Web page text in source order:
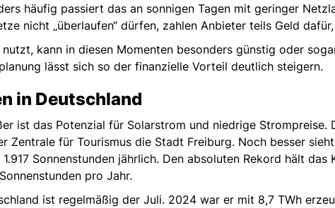
häufig passiert das an sonnigen Tagen mit geringer
nicht „überlaufen“ dürfen, zahlen Anbieter teils Geld
kann in diesen Momenten besonders günstig oder
lässt sich so der finanzielle Vorteil deutlich steigern.
in Deutschland
ist das Potenzial für Solarstrom und niedrige Strompreise.
Zentrale für Tourismus die Stadt Freiburg. Noch besser
Sonnenstunden jährlich. Den absoluten Rekord hält das
pro Jahr.
ist regelmäßig der Juli. 2024 war er mit 8,7 TWh